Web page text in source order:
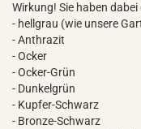
Wirkung! Sie haben
- hellgrau (wie unsere
- Anthrazit
- Ocker
- Ocker-Grün
- Dunkelgrün
- Kupfer-Schwarz
- Bronze-Schwarz